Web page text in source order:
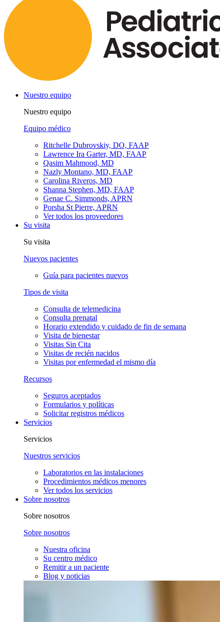
Nuestro equipo
Nuestro equipo
Equipo médico
Ritchelle Dubrovskiy, DO, FAAP
Lawrence Ira Garter, MD, FAAP
Qasim Mahmood, MD
Nazly Montano, MD, FAAP
Carolina Riveros, MD
Shanna Stephen, MD, FAAP
Genae C. Simmonds, APRN
Porsha St Pierre, APRN
Ver todos los proveedores
Su visita
Su visita
Nuevos pacientes
Guía para pacientes nuevos
Tipos de visita
Consulta de telemedicina
Consulta prenatal
Horario extendido y cuidado de fin de semana
Visita de bienestar
Visitas Sin Cita
Visitas de recién nacidos
Visitas por enfermedad el mismo día
Recursos
Seguros aceptados
Formularios y políticas
Solicitar registros médicos
Servicios
Servicios
Nuestros servicios
Laboratorios en las instalaciones
Procedimientos médicos menores
Ver todos los servicios
Sobre nosotros
Sobre nosotros
Sobre nosotros
Nuestra oficina
Su centro médico
Remitir a un paciente
Blog y noticias